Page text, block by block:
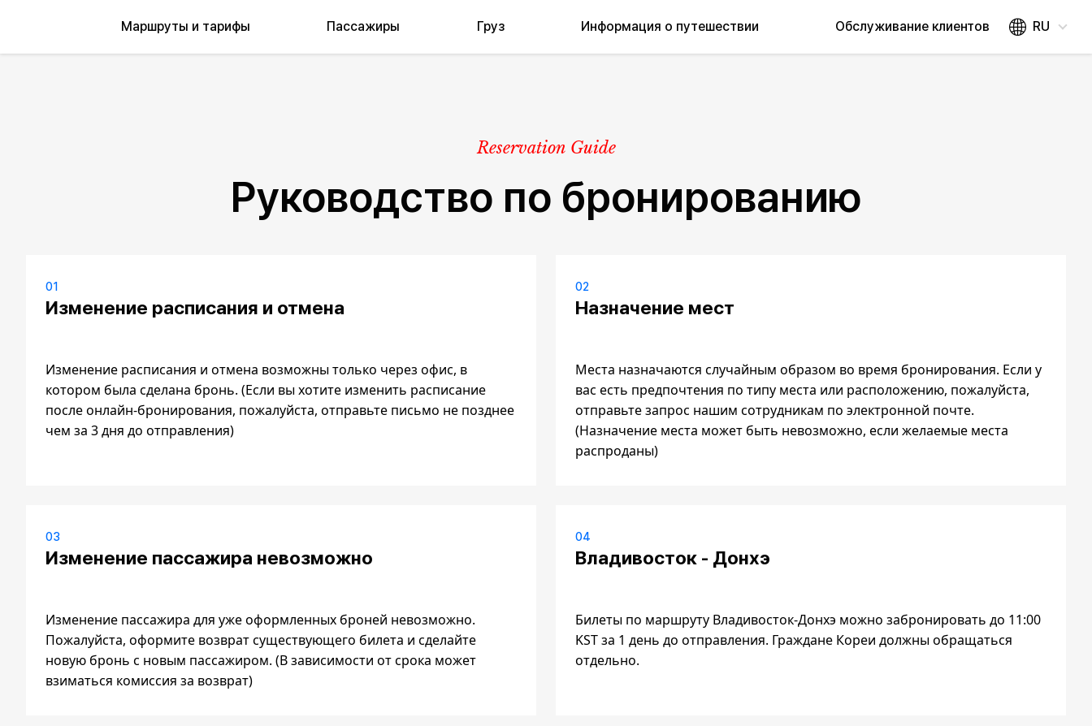
Маршруты и тарифы Пассажиры Груз Информация о путешествии Обслуживание клиентов RU
Reservation Guide
Руководство по бронированию
01
Изменение расписания и отмена
Изменение расписания и отмена возможны только через офис, в
котором была сделана бронь. (Если вы хотите изменить расписание
после онлайн-бронирования, пожалуйста, отправьте письмо не позднее
чем за 3 дня до отправления)
02
Назначение мест
Места назначаются случайным образом во время бронирования. Если у
вас есть предпочтения по типу места или расположению, пожалуйста,
отправьте запрос нашим сотрудникам по электронной почте.
(Назначение места может быть невозможно, если желаемые места
распроданы)
03
Изменение пассажира невозможно
Изменение пассажира для уже оформленных броней невозможно.
Пожалуйста, оформите возврат существующего билета и сделайте
новую бронь с новым пассажиром. (В зависимости от срока может
взиматься комиссия за возврат)
04
Владивосток - Донхэ
Билеты по маршруту Владивосток-Донхэ можно забронировать до 11:00
KST за 1 день до отправления. Граждане Кореи должны обращаться
отдельно.